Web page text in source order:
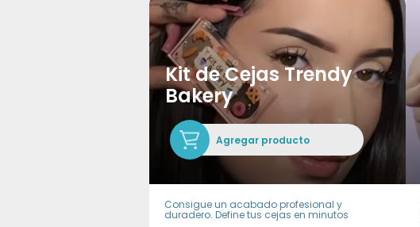
Kit de Cejas Trendy
Bakery
Agregar producto
Consigue un acabado profesional y
duradero. Define tus cejas en minutos